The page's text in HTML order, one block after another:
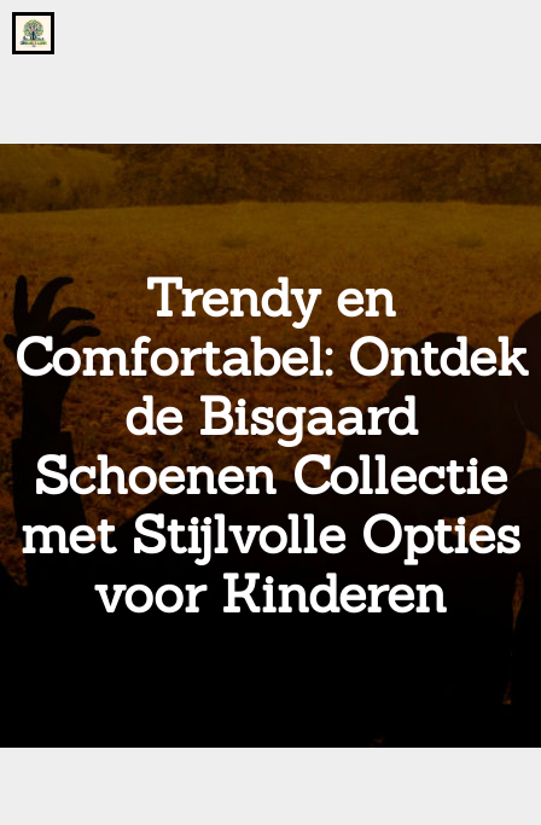
Go
to
onsgrotegezin.nl
Trendy en
Comfortabel: Ontdek
de Bisgaard
Schoenen Collectie
met Stijlvolle Opties
voor Kinderen